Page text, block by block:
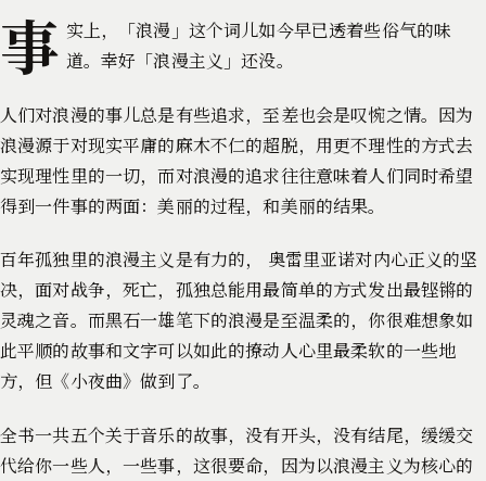
事 实上，「浪漫」这个词儿如今早已透着些俗气的味
道。幸好「浪漫主义」还没。
人们对浪漫的事儿总是有些追求，至差也会是叹惋之情。因为
浪漫源于对现实平庸的麻木不仁的超脱，用更不理性的方式去
实现理性里的一切，而对浪漫的追求往往意味着人们同时希望
得到一件事的两面：美丽的过程，和美丽的结果。
百年孤独里的浪漫主义是有力的， 奥雷里亚诺对内心正义的坚
决，面对战争，死亡，孤独总能用最简单的方式发出最铿锵的
灵魂之音。而黑石一雄笔下的浪漫是至温柔的，你很难想象如
此平顺的故事和文字可以如此的撩动人心里最柔软的一些地
方，但《小夜曲》做到了。
全书一共五个关于音乐的故事，没有开头，没有结尾，缓缓交
代给你一些人，一些事，这很要命，因为以浪漫主义为核心的